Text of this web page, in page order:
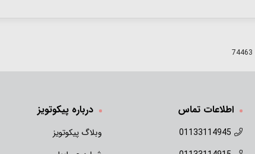
اطلاعات تماس
01133114945
درباره پیکوتویز
وبلاگ پیکوتویز